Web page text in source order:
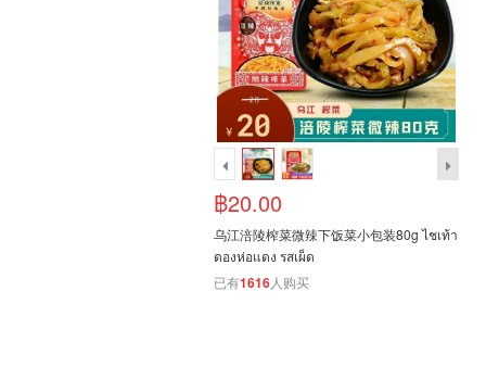
฿20.00
乌江涪陵榨菜微辣下饭菜小包装80g ไชเท้า
ดองห่อแดง รสเผ็ด
已有1616人购买